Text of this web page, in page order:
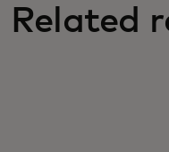
Related